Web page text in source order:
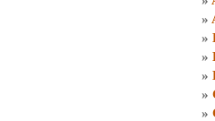
»
»
»
»
»
»